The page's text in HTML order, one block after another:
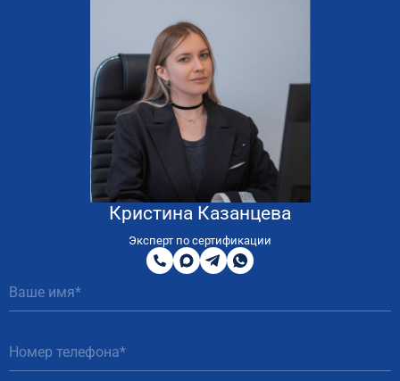
Кристина Казанцева
Эксперт по сертификации
8
800
200
51
MAXTelegram
WhatsApp